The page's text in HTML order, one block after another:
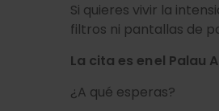
Si quieres vivir la
filtros ni pantallas de
La cita es en el Palau
¿A qué esperas?